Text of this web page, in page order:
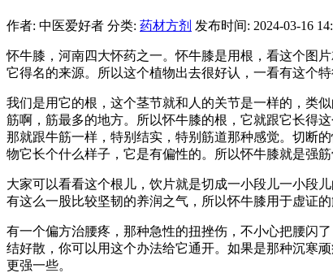
作者: 中医爱好者 分类: 药材方剂 发布时间: 2024-03-16
怀牛膝，河南四大怀药之一。怀牛膝是用根，看这个图
它得名的来源。所以这个植物出去很好认，一看有这个
我们是用它的根，这个茎节就和人的关节是一样的，类
筋啊，筋最多的地方。所以怀牛膝的根，它就跟它长得
那就跟牛筋一样，特别结实，特别筋道那种感觉。切断
物它长个什么样子，它是有偏性的。所以怀牛膝就是强筋
大家可以看看这个根儿，饮片就是切成一小段儿一小段
有这么一股比较坚韧的养润之气，所以怀牛膝用于虚证
有一个偏方治腰疼，那种急性的扭挫伤，不小心把腰闪
结好散，你可以用这个办法给它通开。如果是那种沉寒
更强一些。